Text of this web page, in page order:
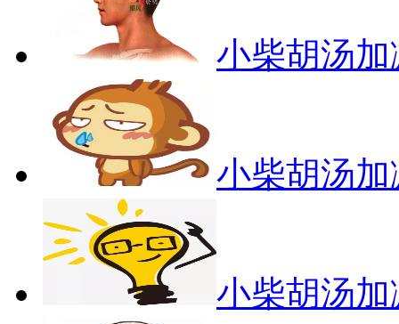
小柴胡汤
小柴胡汤
小柴胡汤